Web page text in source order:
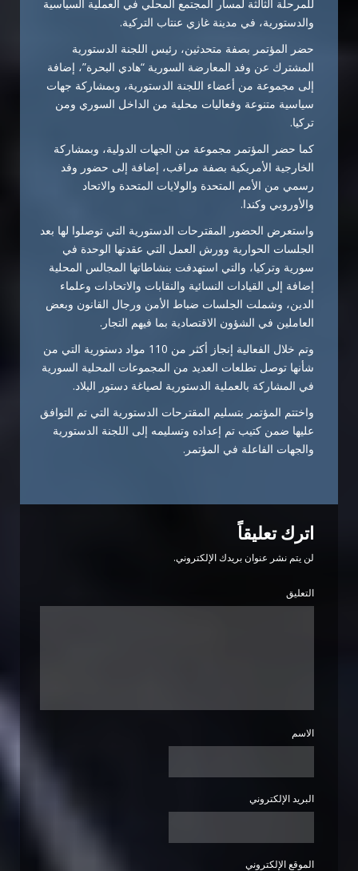
للمرحلة الثالثة لمسار المجتمع المحلي في العملية السياسية
والدستورية، في مدينة غازي عنتاب التركية.
حضر المؤتمر بصفة متحدثين، رئيس اللجنة الدستورية
المشترك عن وفد المعارضة السورية “هادي البحرة”، إضافة
إلى مجموعة من أعضاء اللجنة الدستورية، وبمشاركة جهات
سياسية متنوعة وفعاليات محلية من الداخل السوري ومن
تركيا.
كما حضر المؤتمر مجموعة من الجهات الدولية، وبمشاركة
الخارجية الأمريكية بصفة مراقب، إضافة إلى حضور وفد
رسمي من الأمم المتحدة والولايات المتحدة والاتحاد
والأوروبي وكندا.
واستعرض الحضور المقترحات الدستورية التي توصلوا لها بعد
الجلسات الحوارية وورش العمل التي عقدتها الوحدة في
سورية وتركيا، والتي استهدفت بنشاطاتها المجالس المحلية
إضافة إلى القيادات النسائية والنقابات والاتحادات وعلماء
الدين، وشملت الجلسات ضباط الأمن ورجال القانون وبعض
العاملين في الشؤون الاقتصادية بما فيهم التجار.
وتم خلال الفعالية إنجاز أكثر من 110 مواد دستورية التي من
شأنها توصل تطلعات العديد من المجموعات المحلية السورية
في المشاركة بالعملية الدستورية لصياغة دستور البلاد.
واختتم المؤتمر بتسليم المقترحات الدستورية التي تم التوافق
عليها ضمن كتيب تم إعداده وتسليمه إلى اللجنة الدستورية
والجهات الفاعلة في المؤتمر.
اترك تعليقاً
لن يتم نشر عنوان بريدك الإلكتروني.
التعليق
الاسم
البريد الإلكتروني
الموقع الإلكتروني